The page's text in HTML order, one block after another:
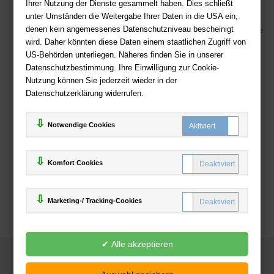
Ihrer Nutzung der Dienste gesammelt haben. Dies schließt
unter Umständen die Weitergabe Ihrer Daten in die USA ein,
denen kein angemessenes Datenschutzniveau bescheinigt
wird. Daher könnten diese Daten einem staatlichen Zugriff von
US-Behörden unterliegen. Näheres finden Sie in unserer
Datenschutzbestimmung. Ihre Einwilligung zur Cookie-
Nutzung können Sie jederzeit wieder in der
Datenschutzerklärung widerrufen.
Notwendige Cookies
Komfort Cookies
Marketing-/ Tracking-Cookies
Sicherer Online Shop und Zahlung mit SSL-Verschlüsselung
Viele Zahlungsmethoden wie PayPal, Amazon Payment, Vorkasse
Zahlweisen
Deutsche-Buchhandlung.de
www.deutsche-buchhandlung.de ist ein Angebot der